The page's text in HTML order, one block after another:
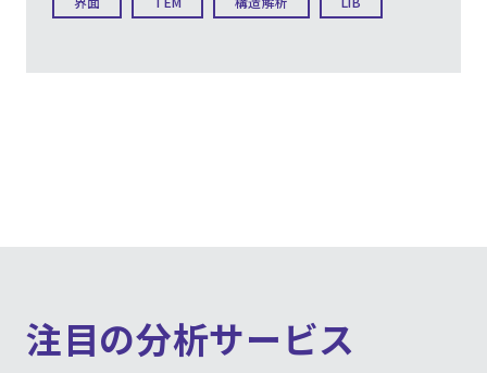
注目の分析サービス